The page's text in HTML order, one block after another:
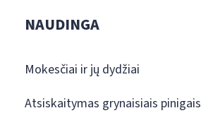
NAUDINGA
Mokesčiai ir jų dydžiai
Atsiskaitymas grynaisiais pinigais